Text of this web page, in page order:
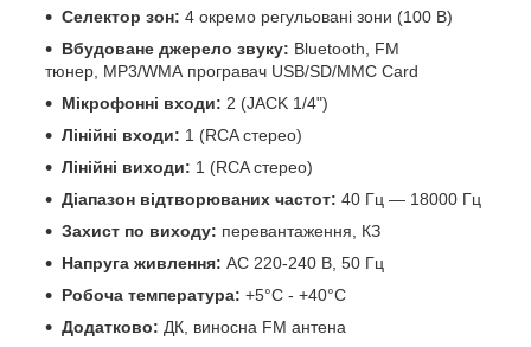
Селектор зон: 4 окремо регульовані зони (100 В)
Вбудоване джерело звуку: Bluetooth, FM
тюнер, MP3/WMA програвач USB/SD/MMC Card
Мікрофонні входи: 2 (JACK 1/4")
Лінійні входи: 1 (RCA стерео)
Лінійні виходи: 1 (RCA стерео)
Діапазон відтворюваних частот: 40 Гц — 18000 Гц
Захист по виходу: перевантаження, КЗ
Напруга живлення: АС 220-240 В, 50 Гц
Робоча температура: +5°C - +40°C
Додатково: ДК, виносна FM антена